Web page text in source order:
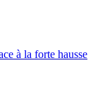
à la forte hausse